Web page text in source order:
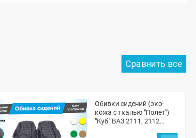
Обивки сидений (эко-
кожа с тканью "Полет")
"Куб" ВАЗ 2111, 2112